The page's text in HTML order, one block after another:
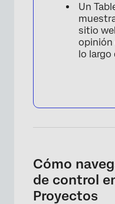
Un
sitio
opinión
lo largo
Cómo
de control
Proyectos